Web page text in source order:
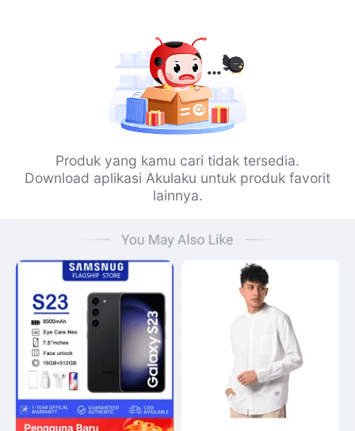
Produk yang kamu cari tidak tersedia.
Download aplikasi Akulaku untuk produk favorit
lainnya.